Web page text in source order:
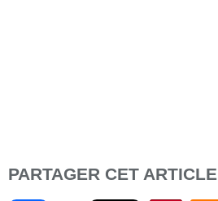
PARTAGER CET ARTICLE